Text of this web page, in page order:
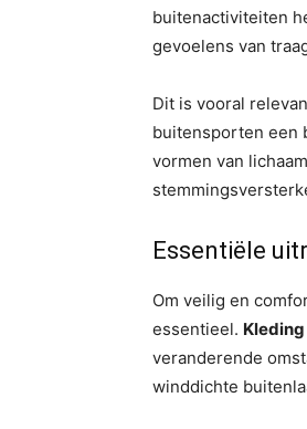
buitenactiviteiten
gevoelens van
Dit is vooral
buitensporten een
vormen van
Essentiële
Om veilig en
essentieel.
veranderende
winddichte